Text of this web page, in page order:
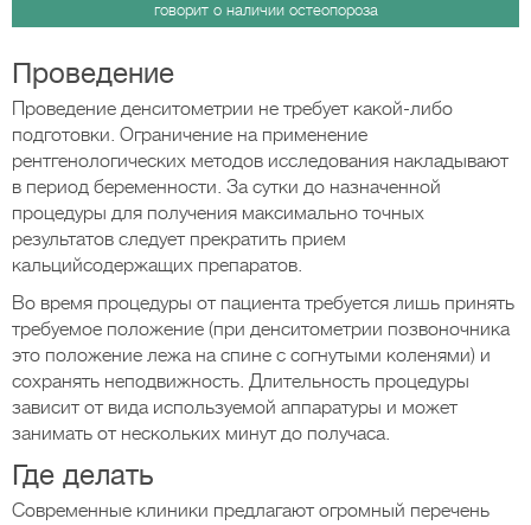
говорит о наличии остеопороза
Проведение
Проведение денситометрии не требует какой-либо
подготовки. Ограничение на применение
рентгенологических методов исследования накладывают
в период беременности. За сутки до назначенной
процедуры для получения максимально точных
результатов следует прекратить прием
кальцийсодержащих препаратов.
Во время процедуры от пациента требуется лишь принять
требуемое положение (при денситометрии позвоночника
это положение лежа на спине с согнутыми коленями) и
сохранять неподвижность. Длительность процедуры
зависит от вида используемой аппаратуры и может
занимать от нескольких минут до получаса.
Где делать
Современные клиники предлагают огромный перечень